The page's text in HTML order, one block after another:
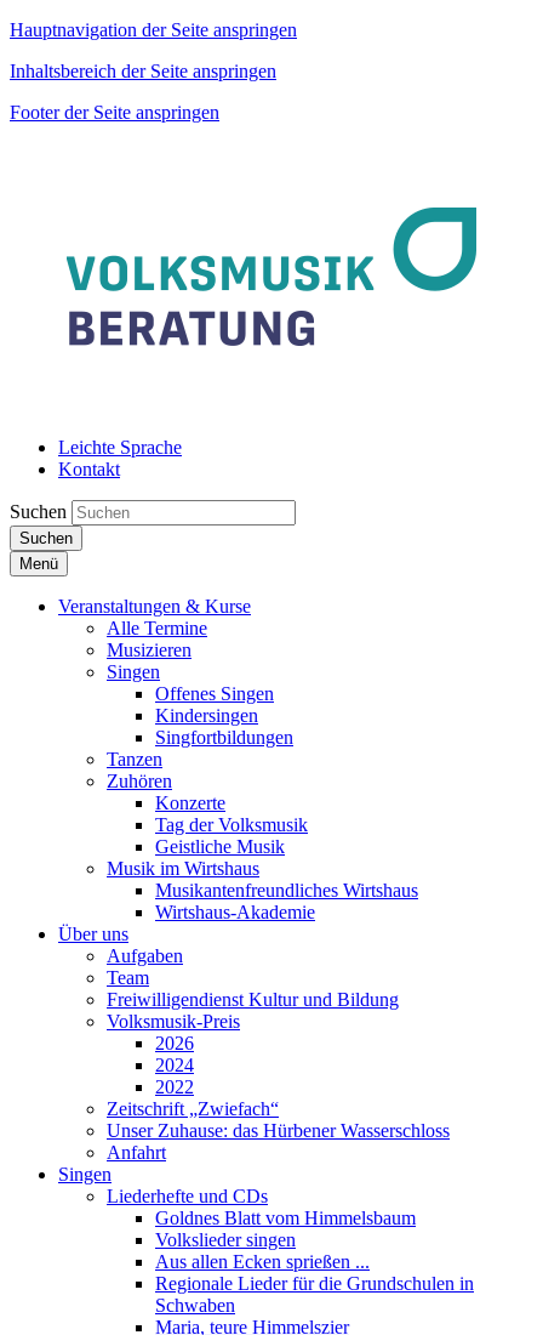
Hauptnavigation der Seite anspringen
Inhaltsbereich der Seite anspringen
Footer der Seite anspringen
Leichte Sprache
Kontakt
Suchen
Suchen
Menü
Veranstaltungen & Kurse
Alle Termine
Musizieren
Singen
Offenes Singen
Kindersingen
Singfortbildungen
Tanzen
Zuhören
Konzerte
Tag der Volksmusik
Geistliche Musik
Musik im Wirtshaus
Musikantenfreundliches Wirtshaus
Wirtshaus-Akademie
Über uns
Aufgaben
Team
Freiwilligendienst Kultur und Bildung
Volksmusik-Preis
2026
2024
2022
Zeitschrift „Zwiefach“
Unser Zuhause: das Hürbener Wasserschloss
Anfahrt
Singen
Liederhefte und CDs
Goldnes Blatt vom Himmelsbaum
Volkslieder singen
Aus allen Ecken sprießen ...
Regionale Lieder für die Grundschulen in
Schwaben
Maria, teure Himmelszier